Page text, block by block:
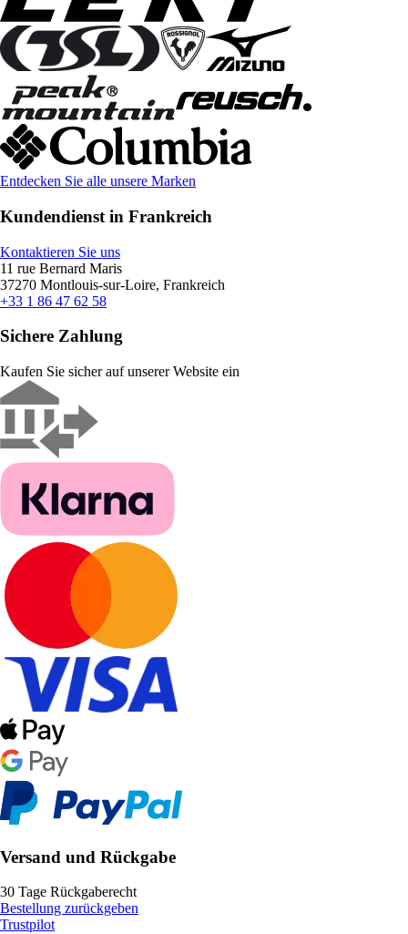
Entdecken Sie alle unsere Marken
Kundendienst in Frankreich
Kontaktieren Sie uns
11 rue Bernard Maris
37270 Montlouis-sur-Loire, Frankreich
+33 1 86 47 62 58
Sichere Zahlung
Kaufen Sie sicher auf unserer Website ein
Versand und Rückgabe
30 Tage Rückgaberecht
Bestellung zurückgeben
Trustpilot